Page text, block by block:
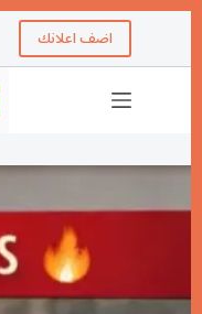
اضف اعلانك